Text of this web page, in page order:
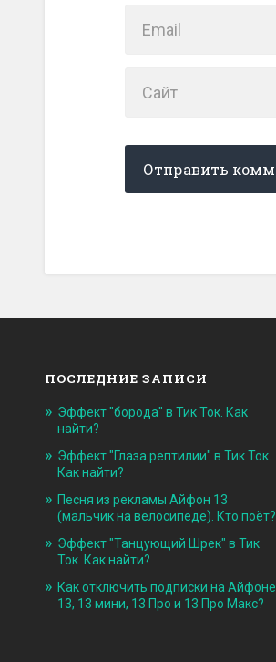
ПОСЛЕДНИЕ ЗАПИСИ
Эффект "борода" в Тик Ток. Как
найти?
Эффект "Глаза рептилии" в Тик Ток.
Как найти?
Песня из рекламы Айфон 13
(мальчик на велосипеде). Кто поёт?
Эффект "Танцующий Шрек" в Тик
Ток. Как найти?
Как отключить подписки на Айфоне
13, 13 мини, 13 Про и 13 Про Макс?